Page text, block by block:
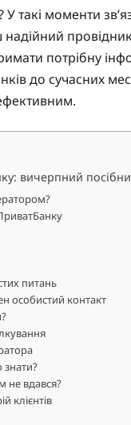
У такі моменти
потрібну
до сучасних
вичерпний
питань
особистий контакт
не вдався?
клієнтів